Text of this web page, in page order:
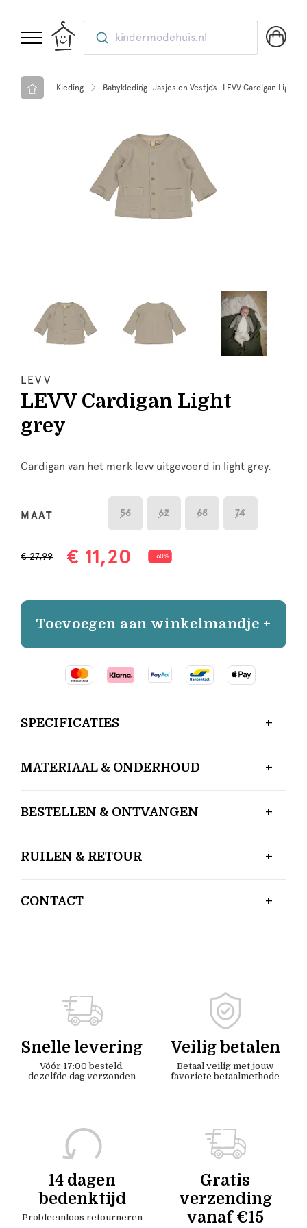
kindermodehuis.nl
Kleding Babykleding Jasjes en Vestjes LEVV Cardigan Light
LEVV
LEVV Cardigan Light
grey
Cardigan van het merk levv uitgevoerd in light grey.
MAAT 56 62 68 74
€ 27,99 € 11,20 - 60%
Toevoegen aan winkelmandje +
SPECIFICATIES
MATERIAAL & ONDERHOUD
BESTELLEN & ONTVANGEN
RUILEN & RETOUR
CONTACT
Snelle levering
Vóór 17:00 besteld,
dezelfde dag verzonden
Veilig betalen
Betaal veilig met jouw
favoriete betaalmethode
14 dagen
bedenktijd
Probleemloos retourneren
Gratis
verzending
vanaf €15